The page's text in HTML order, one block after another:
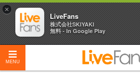
MENU
×
LiveFans
株式会社SKIYAKI
無料 - In Google Play